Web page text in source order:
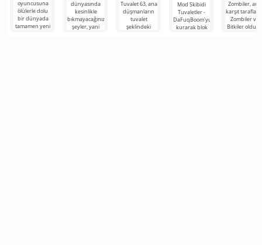
oyuncusuna
ölülerle dolu
bir dünyada
tamamen yeni
dünyasında
kesinlikle
bıkmayacağınız
şeyler, yani
Tuvalet 63, ana
düşmanların
tuvalet
şeklindeki
Mod Skibidi
Tuvaletler -
DaFuqBoom'yu
kurarak blok
Zombiler, ana
karşıt
Zombiler ve
Bitkiler olduğu